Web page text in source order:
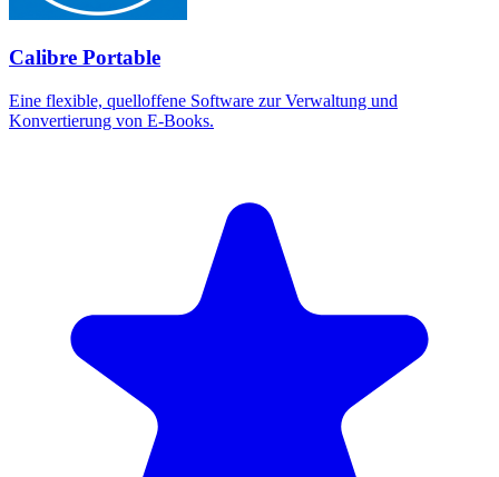
Calibre Portable
Eine flexible, quelloffene Software zur Verwaltung und
Konvertierung von E-Books.